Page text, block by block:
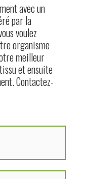
avec un
par la
voulez
organisme
meilleur
et ensuite
Contactez-